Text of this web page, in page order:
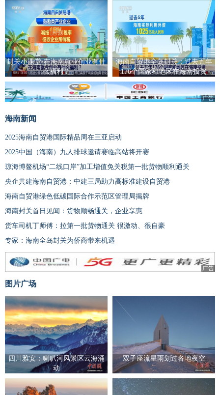
封关小课堂·在海南就业创业有什
么福利？
海南自贸港全岛封关：过去五年
176个国家和地区在海南投资
广告
海南新闻
2025海南自贸港国际精品周在三亚启动
2025中国（海南）九人排球邀请赛临高站将开赛
琼海博鳌机场“二线口岸”加工增值免关税第一批货物顺利通关
央企共建海南自贸港：中建三局助力高标准建设自贸港
海南自贸港绿色低碳国际合作示范区管理局揭牌
海南封关首日见闻：货物顺畅通关，企业享惠
货车司机丁师傅：拉第一批货物通关 很激动、很自豪
专家：海南全岛封关为侨商带来机遇
广告
图片广场
四川雅安：喇叭河风景区云海涌
动
双子座流星雨划过各地夜空